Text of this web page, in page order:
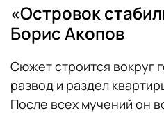
«Островок
Борис Акопов
Сюжет строится вокруг
развод и раздел
После всех мучений он